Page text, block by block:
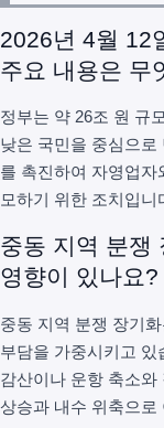
2026년 4월 12
주요 내용은 무
정부는 약 26조 원 규
낮은 국민을 중심으로
를 촉진하여 자영업자
모하기 위한 조치입니
중동 지역 분쟁
영향이 있나요?
중동 지역 분쟁 장기
부담을 가중시키고 있
감산이나 운항 축소와
상승과 내수 위축으로